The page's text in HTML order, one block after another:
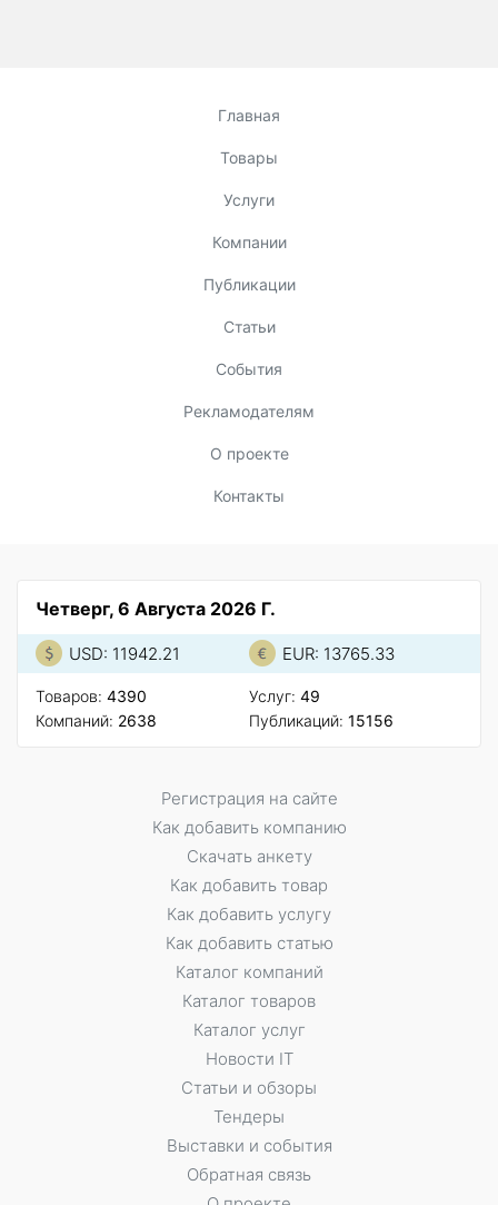
Главная
Товары
Услуги
Компании
Публикации
Статьи
События
Рекламодателям
О проекте
Контакты
Четверг, 6 Августа 2026 Г.
USD: 11942.21 EUR: 13765.33
Товаров: 4390
Компаний: 2638
Услуг: 49
Публикаций: 15156
Регистрация на сайте
Как добавить компанию
Скачать анкету
Как добавить товар
Как добавить услугу
Как добавить статью
Каталог компаний
Каталог товаров
Каталог услуг
Новости IT
Статьи и обзоры
Тендеры
Выставки и события
Обратная связь